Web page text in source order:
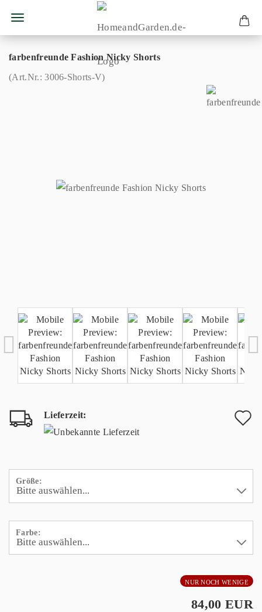
farbenfreunde Fashion Nicky Shorts
(Art.Nr.:3006-Shorts-V)
Lieferzeit:
Größe:
Farbe:
NUR NOCH WENIGE
84,00 EUR